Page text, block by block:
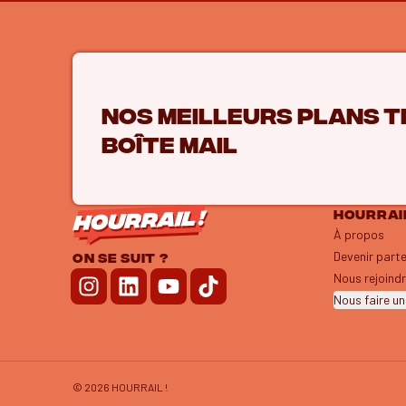
Nos meilleurs plans
boîte mail
ON SE SUIT ?
À propos
Devenir
Nous
Nous faire
© 2026 HOURRAIL !